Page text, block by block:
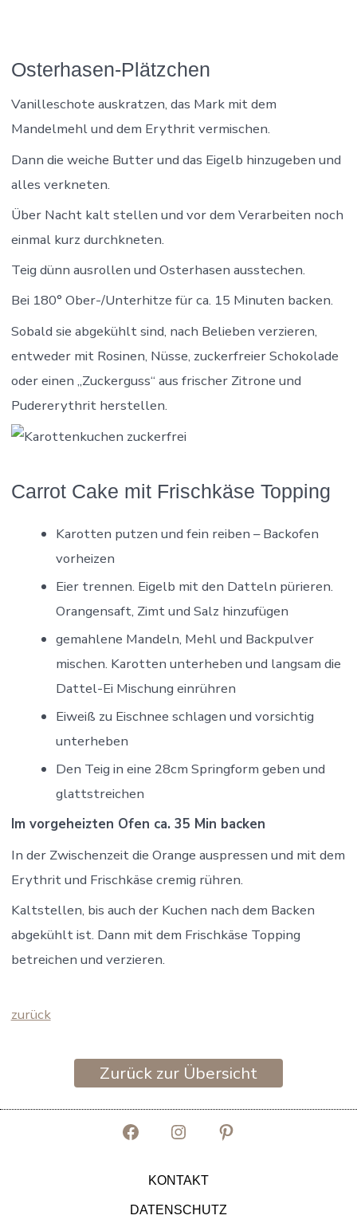
Osterhasen-Plätzchen
Vanilleschote auskratzen, das Mark mit dem
Mandelmehl und dem Erythrit vermischen.
Dann die weiche Butter und das Eigelb hinzugeben und
alles verkneten.
Über Nacht kalt stellen und vor dem Verarbeiten noch
einmal kurz durchkneten.
Teig dünn ausrollen und Osterhasen ausstechen.
Bei 180° Ober-/Unterhitze für ca. 15 Minuten backen.
Sobald sie abgekühlt sind, nach Belieben verzieren,
entweder mit Rosinen, Nüsse, zuckerfreier Schokolade
oder einen „Zuckerguss“ aus frischer Zitrone und
Pudererythrit herstellen.
Carrot Cake mit Frischkäse Topping
Karotten putzen und fein reiben – Backofen
vorheizen
Eier trennen. Eigelb mit den Datteln pürieren.
Orangensaft, Zimt und Salz hinzufügen
gemahlene Mandeln, Mehl und Backpulver
mischen. Karotten unterheben und langsam die
Dattel-Ei Mischung einrühren
Eiweiß zu Eischnee schlagen und vorsichtig
unterheben
Den Teig in eine 28cm Springform geben und
glattstreichen
Im vorgeheizten Ofen ca. 35 Min backen
In der Zwischenzeit die Orange auspressen und mit dem
Erythrit und Frischkäse cremig rühren.
Kaltstellen, bis auch der Kuchen nach dem Backen
abgekühlt ist. Dann mit dem Frischkäse Topping
betreichen und verzieren.
zurück
Zurück zur Übersicht
Facebook
Tab
Instagram
Tab
Tab
KONTAKT
DATENSCHUTZ